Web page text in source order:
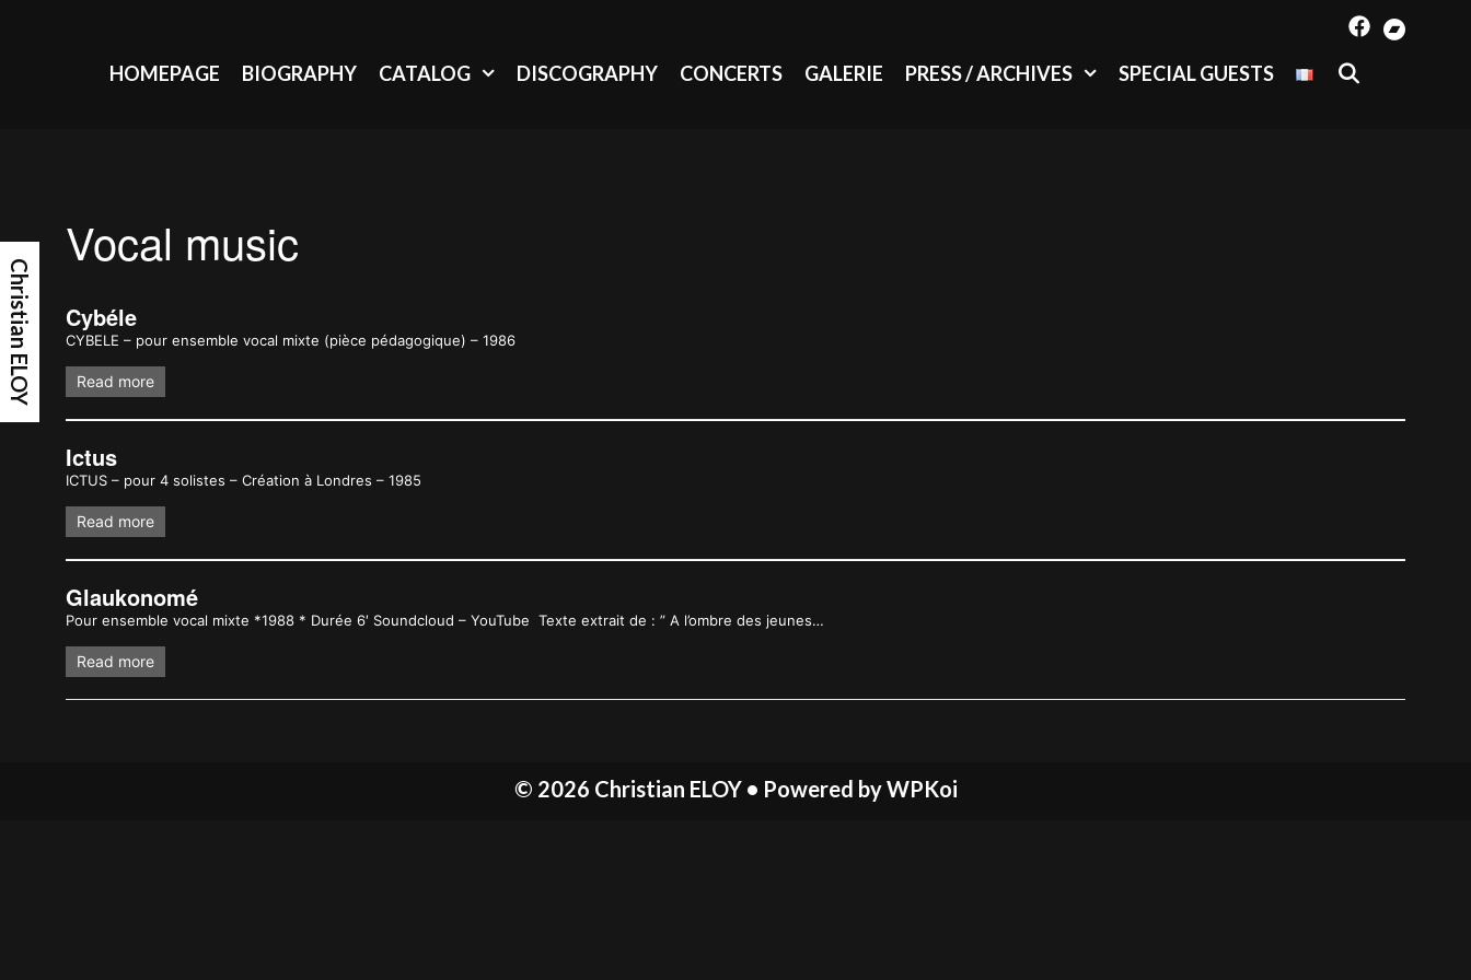
HOMEPAGE BIOGRAPHY CATALOG DISCOGRAPHY CONCERTS GALERIE PRESS / ARCHIVES SPECIAL GUESTS
Vocal music
Cybéle
CYBELE – pour ensemble vocal mixte (pièce pédagogique) – 1986
Read more
Ictus
ICTUS – pour 4 solistes – Création à Londres – 1985
Read more
Glaukonomé
Pour ensemble vocal mixte *1988 * Durée 6′ Soundcloud – YouTube Texte extrait de : ” A l’ombre des jeunes…
Read more
© 2026 Christian ELOY• Powered byWPKoi
Christian ELOY